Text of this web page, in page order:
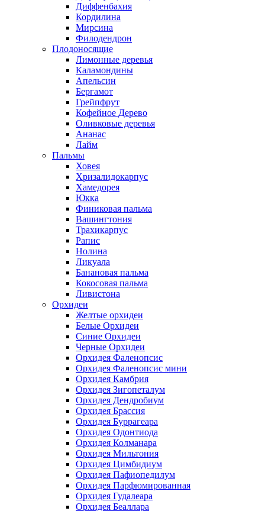
Диффенбахия
Кордилина
Мирсина
Филодендрон
Плодоносящие
Лимонные деревья
Каламондины
Апельсин
Бергамот
Грейпфрут
Кофейное Дерево
Оливковые деревья
Ананас
Лайм
Пальмы
Ховея
Хризалидокарпус
Хамедорея
Юкка
Финиковая пальма
Вашингтония
Трахикарпус
Рапис
Нолина
Ликуала
Банановая пальма
Кокосовая пальма
Ливистона
Орхидеи
Желтые орхидеи
Белые Орхидеи
Синие Орхидеи
Черные Орхидеи
Орхидея Фаленопсис
Орхидея Фаленопсис мини
Орхидея Камбрия
Орхидея Зигопеталум
Орхидея Дендробиум
Орхидея Брассия
Орхидея Буррагеара
Орхидея Одонтиода
Орхидея Колманара
Орхидея Мильтония
Орхидея Цимбидиум
Орхидея Пафиопедилум
Орхидея Парфюмированная
Орхидея Гудалеара
Орхидея Беаллара